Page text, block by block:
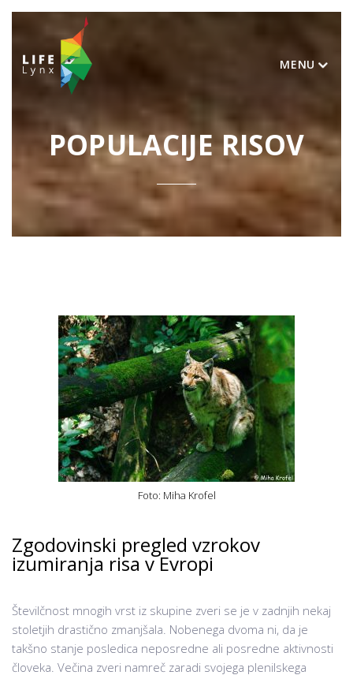
MENU
POPULACIJE RISOV
Foto: Miha Krofel
Zgodovinski pregled vzrokov
izumiranja risa v Evropi
Številčnost mnogih vrst iz skupine zveri se je v zadnjih nekaj
stoletjih drastično zmanjšala. Nobenega dvoma ni, da je
takšno stanje posledica neposredne ali posredne aktivnosti
človeka. Večina zveri namreč zaradi svojega plenilskega